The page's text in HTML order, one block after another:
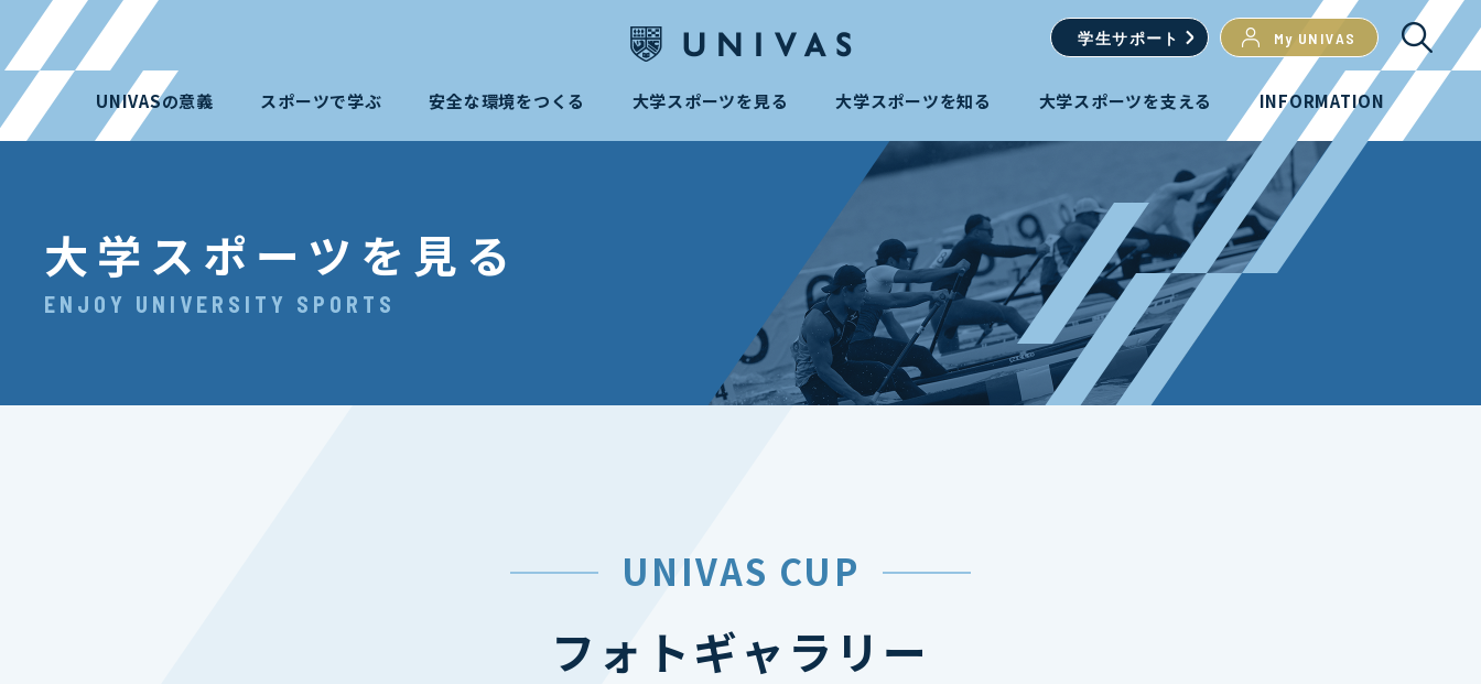
学生サポート My UNIVAS
UNIVASの意義 スポーツで学ぶ 安全な環境をつくる 大学スポーツを見る 大学スポーツを知る 大学スポーツを支える INFORMATION
大学スポーツを見る
ENJOY UNIVERSITY SPORTS
UNIVAS CUP
フォトギャラリー